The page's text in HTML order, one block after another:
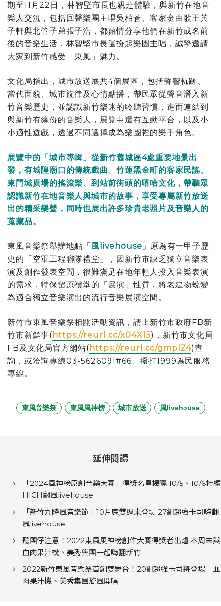
期至11月22日，林智堅市長也親赴體驗，與新竹在地音
樂人交流，包括回聲樂團主唱吳柏蒼、客家金曲歌王黃
子軒與北管子弟張子浩，都熱情分享他們在新竹成名前
後的音樂生活，林智堅市長還扮起樂團主唱，誠摯邀請
大家到新竹感受「東風」魅力。
文化局指出，城市放送展共4個展區，包括聲響軌跡、
當代面貌、城市旋律及心情點播，帶民眾從聲音潛入新
竹音樂歷史，並認識新竹樂迷的聆聽習慣，進而連結到
與新竹有緣份的音樂人，展覽中還有互動平台，以及小
小適性遊戲，透過不同選擇成為樂團裡的樂手角色。
展覽中的「城市專輯」從新竹舊城區4處重要地景出
發，有城隍廟口的傳統戲曲、竹蓮黑金町的客家民謠、
東門城廣場的搖滾樂、到站前街頭的嘻哈文化，帶聽眾
認識新竹在地音樂人與城市的故事，享受專屬新竹放送
出的精采樂聲，同時也展出許多珍貴老照片及音樂人的
蒐藏品。
東風音樂祭舉辦地點「風livehouse 」原為有一甲子歷
史的「空軍工程聯隊禮堂」，因新竹市缺乏獨立音樂表
演及創作發表空間，很難滿足在地年輕人投入音樂表演
的需求，特保留原禮堂的「展演」性質，將老建物蛻變
為適合獨立音樂演出的流行音樂展演空間。
新竹市東風音樂祭相關活動資訊，請上新竹市政府FB新
竹市新鮮事( https://reurl.cc/x04X15)，新竹市文化局
FB及文化局官方網站( https://reurl.cc/gmplZ4)查
詢，或洽詢專線03-5626091#66、撥打1999為民服務
專線。
東風音樂祭 東風風神榜 城市放送 風livehouse
延伸閱讀
「2024風神榜原創音樂大賽」得獎名單揭曉 10/5、10/6持續
HIGH翻風livehouse
「新竹九降風音樂節」10月底雙週末登場 27組超強卡司嗨翻
風livehouse
聽團仔注意！2022東風風神榜創作大賽得獎者出爐 本周末與
血肉果汁機、美秀集團一起嗨翻新竹
2022新竹東風音樂祭首創雙舞台！20組超強卡司將登場 血
肉果汁機、美秀集團旋風開唱